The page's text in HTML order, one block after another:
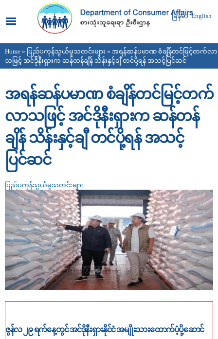
main
content
မြန်မာ English
You are here
Home » ပြည်ပကုန်သွယ်မှုသတင်းများ » အရန်ဆန်ပမာဏ စံချိန်တင်မြင့်တက်လာ
သဖြင့် အင်ဒိုနီးရှားက ဆန်တန်ချိန် သိန်းနှင့်ချီ တင်ပို့ရန် အသင့်ပြင်ဆင်
အရန်ဆန်ပမာဏ စံချိန်တင်မြင့်တက်
လာသဖြင့် အင်ဒိုနီးရှားက ဆန်တန်
ချိန် သိန်းနှင့်ချီ တင်ပို့ရန် အသင့်
ပြင်ဆင်
ပြည်ပကုန်သွယ်မှုသတင်းများ
ဇွန်လ ၂၉ ရက်နေ့တွင် အင်ဒိုနီးရှားနိုင်ငံ အမျိုးသားထောက်ပံ့ပို့ဆောင်